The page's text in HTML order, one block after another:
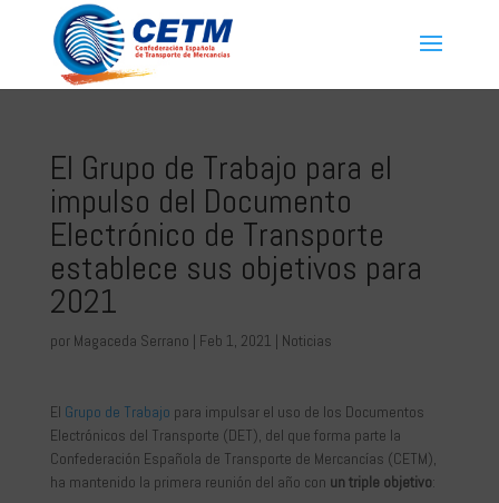
El Grupo de Trabajo para el
impulso del Documento
Electrónico de Transporte
establece sus objetivos para
2021
por Magaceda Serrano | Feb 1, 2021 | Noticias
El Grupo de Trabajo para impulsar el uso de los Documentos
Electrónicos del Transporte (DET), del que forma parte la
Confederación Española de Transporte de Mercancías (CETM),
ha mantenido la primera reunión del año con un triple objetivo: